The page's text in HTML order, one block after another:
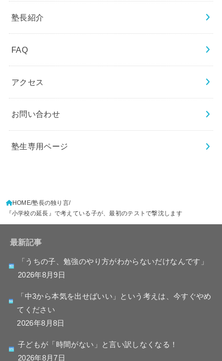
塾長紹介
FAQ
アクセス
お問い合わせ
塾生専用ページ
HOME 塾長の独り言
『小学校の延長』で考えている子が、最初のテストで撃沈します
最新記事
「うちの子、勉強のやり方がわからないだけなんです」
2026年8月9日
「中3から本気を出せばいい」という考えは、今すぐやめ
てください
2026年8月8日
子どもが「時間がない」と言い訳しなくなる！
2026年8月7日